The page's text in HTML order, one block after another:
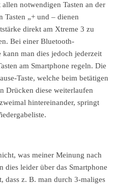
notwendigen Tasten an der
Tasten „+ und – dienen
direkt am Xtreme 3 zu
Bei einer Bluetooth-
man dies jedoch jederzeit
am Smartphone regeln. Die
Taste, welche beim betätigen
Drücken diese weiterlaufen
hintereinander, springt
was meiner Meinung nach
dies leider über das Smartphone
dass z. B. man durch 3-maliges